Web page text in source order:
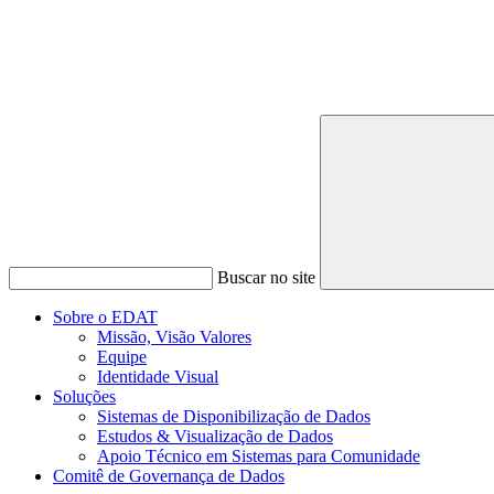
Buscar no site
Sobre o EDAT
Missão, Visão Valores
Equipe
Identidade Visual
Soluções
Sistemas de Disponibilização de Dados
Estudos & Visualização de Dados
Apoio Técnico em Sistemas para Comunidade
Comitê de Governança de Dados